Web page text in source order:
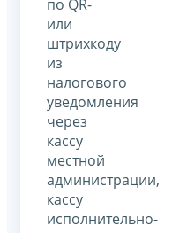
по QR-
или
штрихкоду
из
налогового
уведомления
через
кассу
местной
администрации,
кассу
исполнительно-